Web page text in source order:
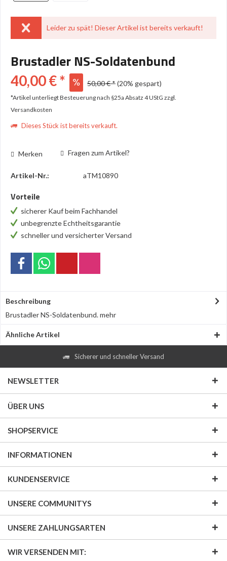
Leider zu spät! Dieser Artikel ist bereits verkauft!
Brustadler NS-Soldatenbund
40,00 € * 50,00 € *(20% gespart)
*Artikel unterliegt Besteuerung nach §25a Absatz 4 UStG zzgl.
Versandkosten
Dieses Stück ist bereits verkauft.
Merken Fragen zum Artikel?
Artikel-Nr.: aTM10890
Vorteile
sicherer Kauf beim Fachhandel
unbegrenzte Echtheitsgarantie
schneller und versicherter Versand
Beschreibung
Brustadler NS-Soldatenbund.mehr
Ähnliche Artikel
Sicherer und schneller Versand
NEWSLETTER
ÜBER UNS
SHOPSERVICE
INFORMATIONEN
KUNDENSERVICE
UNSERE COMMUNITYS
UNSERE ZAHLUNGSARTEN
WIR VERSENDEN MIT: